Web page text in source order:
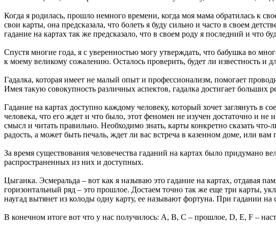
Когда я родилась, прошло немного времени, когда моя мама обратилась к
свои карты, она предсказала, что болеть я буду сильно и часто в своем
гадание на картах так же предсказало, что в своем роду я последний и что
Спустя многие года, я с уверенностью могу утверждать, что бабушка во
к моему великому сожалению. Осталось проверить, будет ли известность и
Гадалка, которая имеет не малый опыт и профессионализм, помогает
Имея такую совокупность различных аспектов, гадалка достигает больших
Гадание на картах доступно каждому человеку, который хочет заглянуть в
человека, что его ждет и что было, этот феномен не изучен достаточно и
смысл и читать правильно. Необходимо знать, карты конкретно сказать
радость, а может быть печаль, ждет ли вас встреча в казенном доме, или вам
За время существования человечества гаданий на картах было придумано
распространенных из них и доступных.
Цыганка. Эсмеральда – вот как я называю это гадание на картах, отдавая
горизонтальный ряд – это прошлое. Достаем точно так же еще три карты,
наугад вытянет из колоды одну карту, ее называют фортуна. При гадании
В конечном итоге вот что у нас получилось: A, B, C – прошлое, D, E, F –